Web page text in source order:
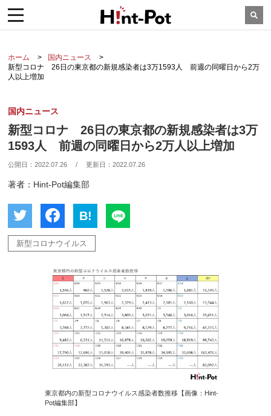
ホーム
国内ニュース
新型コロナ 26日の東京都の新規感染者は3万1593人 前週の同曜日から2万
人以上増加
国内ニュース
新型コロナ 26日の東京都の新規感染者は3万
1593人 前週の同曜日から2万人以上増加
公開日：2022.07.26 / 更新日：2022.07.26
著者：Hint-Pot編集部
B!
新型コロナウイルス
東京都内の新型コロナウイルス感染者数推移【画像：Hint-
Pot編集部】